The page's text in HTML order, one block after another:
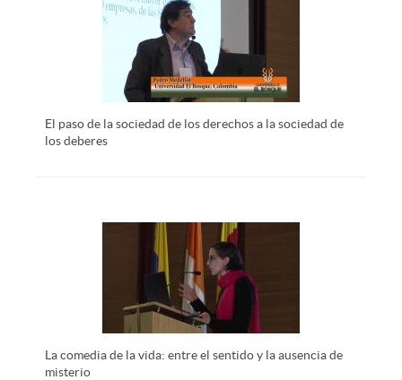
El paso de la sociedad de los derechos a la sociedad de
los deberes
La comedia de la vida: entre el sentido y la ausencia de
misterio